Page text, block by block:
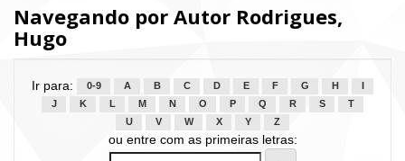
Navegando por Autor Rodrigues,
Hugo
Ir para: 0-9 A B C D E F G H
J
K L M N O P Q R S
T
U
V W X Y Z
ou entre com as primeiras letras: